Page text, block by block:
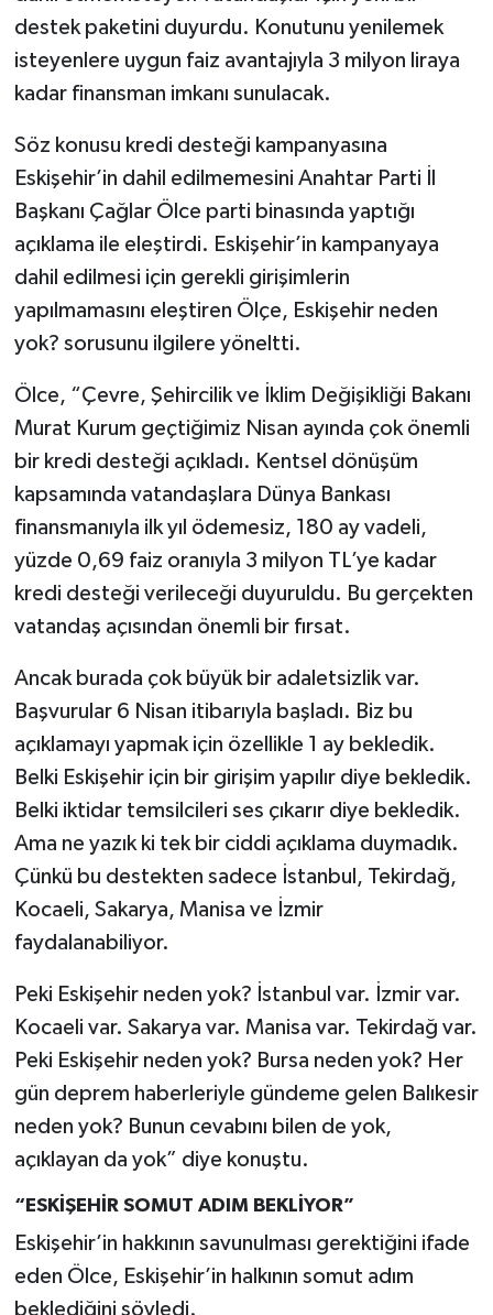
destek paketini duyurdu. Konutunu yenilemek
isteyenlere uygun faiz avantajıyla 3 milyon liraya
kadar finansman imkanı sunulacak.
Söz konusu kredi desteği kampanyasına
Eskişehir’in dahil edilmemesini Anahtar Parti İl
Başkanı Çağlar Ölce parti binasında yaptığı
açıklama ile eleştirdi. Eskişehir’in kampanyaya
dahil edilmesi için gerekli girişimlerin
yapılmamasını eleştiren Ölçe, Eskişehir neden
yok? sorusunu ilgilere yöneltti.
Ölce, “Çevre, Şehircilik ve İklim Değişikliği Bakanı
Murat Kurum geçtiğimiz Nisan ayında çok önemli
bir kredi desteği açıkladı. Kentsel dönüşüm
kapsamında vatandaşlara Dünya Bankası
finansmanıyla ilk yıl ödemesiz, 180 ay vadeli,
yüzde 0,69 faiz oranıyla 3 milyon TL’ye kadar
kredi desteği verileceği duyuruldu. Bu gerçekten
vatandaş açısından önemli bir fırsat.
Ancak burada çok büyük bir adaletsizlik var.
Başvurular 6 Nisan itibarıyla başladı. Biz bu
açıklamayı yapmak için özellikle 1 ay bekledik.
Belki Eskişehir için bir girişim yapılır diye bekledik.
Belki iktidar temsilcileri ses çıkarır diye bekledik.
Ama ne yazık ki tek bir ciddi açıklama duymadık.
Çünkü bu destekten sadece İstanbul, Tekirdağ,
Kocaeli, Sakarya, Manisa ve İzmir
faydalanabiliyor.
Peki Eskişehir neden yok? İstanbul var. İzmir var.
Kocaeli var. Sakarya var. Manisa var. Tekirdağ var.
Peki Eskişehir neden yok? Bursa neden yok? Her
gün deprem haberleriyle gündeme gelen Balıkesir
neden yok? Bunun cevabını bilen de yok,
açıklayan da yok” diye konuştu.
“ESKİŞEHİR SOMUT ADIM BEKLİYOR”
Eskişehir’in hakkının savunulması gerektiğini ifade
eden Ölce, Eskişehir’in halkının somut adım
beklediğini söyledi.